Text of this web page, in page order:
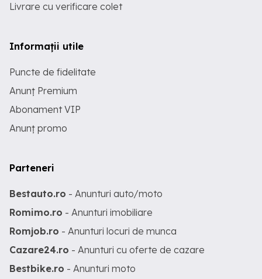
Livrare cu verificare colet
Informații utile
Puncte de fidelitate
Anunț Premium
Abonament VIP
Anunț promo
Parteneri
Bestauto.ro - Anunturi auto/moto
Romimo.ro - Anunturi imobiliare
Romjob.ro - Anunturi locuri de munca
Cazare24.ro - Anunturi cu oferte de cazare
Bestbike.ro - Anunturi moto